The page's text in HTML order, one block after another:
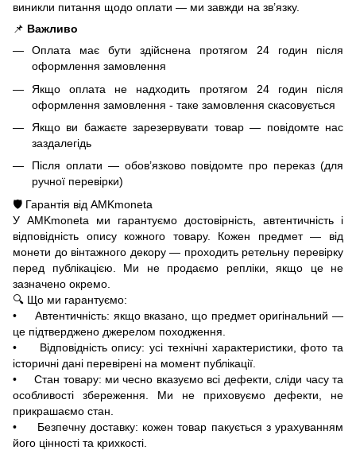
виникли питання щодо оплати — ми завжди на зв’язку.
📌 Важливо
Оплата має бути здійснена протягом 24 годин після
оформлення замовлення
Якщо оплата не надходить протягом 24 годин після
оформлення замовлення - таке замовлення скасовується
Якщо ви бажаєте зарезервувати товар — повідомте нас
заздалегідь
Після оплати — обов’язково повідомте про переказ (для
ручної перевірки)
🛡️ Гарантія від AMKmoneta
У AMKmoneta ми гарантуємо достовірність, автентичність і
відповідність опису кожного товару. Кожен предмет — від
монети до вінтажного декору — проходить ретельну перевірку
перед публікацією. Ми не продаємо репліки, якщо це не
зазначено окремо.
🔍 Що ми гарантуємо:
• Автентичність: якщо вказано, що предмет оригінальний —
це підтверджено джерелом походження.
• Відповідність опису: усі технічні характеристики, фото та
історичні дані перевірені на момент публікації.
• Стан товару: ми чесно вказуємо всі дефекти, сліди часу та
особливості збереження. Ми не приховуємо дефекти, не
прикрашаємо стан.
• Безпечну доставку: кожен товар пакується з урахуванням
його цінності та крихкості.